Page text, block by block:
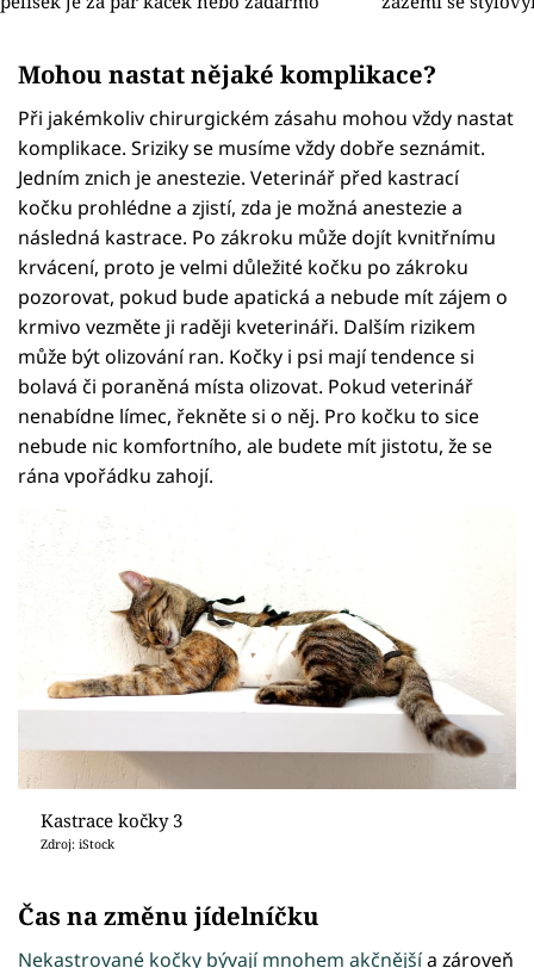
Mohou nastat nějaké komplikace?
Při jakémkoliv chirurgickém zásahu mohou vždy nastat
komplikace. Sriziky se musíme vždy dobře seznámit.
Jedním znich je anestezie. Veterinář před kastrací
kočku prohlédne a zjistí, zda je možná anestezie a
následná kastrace. Po zákroku může dojít kvnitřnímu
krvácení, proto je velmi důležité kočku po zákroku
pozorovat, pokud bude apatická a nebude mít zájem o
krmivo vezměte ji raději kveterináři. Dalším rizikem
může být olizování ran. Kočky i psi mají tendence si
bolavá či poraněná místa olizovat. Pokud veterinář
nenabídne límec, řekněte si o něj. Pro kočku to sice
nebude nic komfortního, ale budete mít jistotu, že se
rána vpořádku zahojí.
Kastrace kočky 3
Zdroj: iStock
Čas na změnu jídelníčku
Nekastrované kočky bývají mnohem akčnějšía zároveň